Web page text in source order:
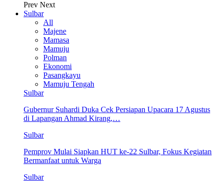
Prev Next
Sulbar
All
Majene
Mamasa
Mamuju
Polman
Ekonomi
Pasangkayu
Mamuju Tengah
Sulbar
Gubernur Suhardi Duka Cek Persiapan Upacara 17 Agustus
di Lapangan Ahmad Kirang,…
Sulbar
Pemprov Mulai Siapkan HUT ke-22 Sulbar, Fokus Kegiatan
Bermanfaat untuk Warga
Sulbar